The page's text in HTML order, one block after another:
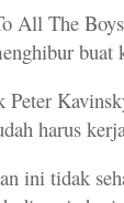
All The
Peter
harus
ini tidak